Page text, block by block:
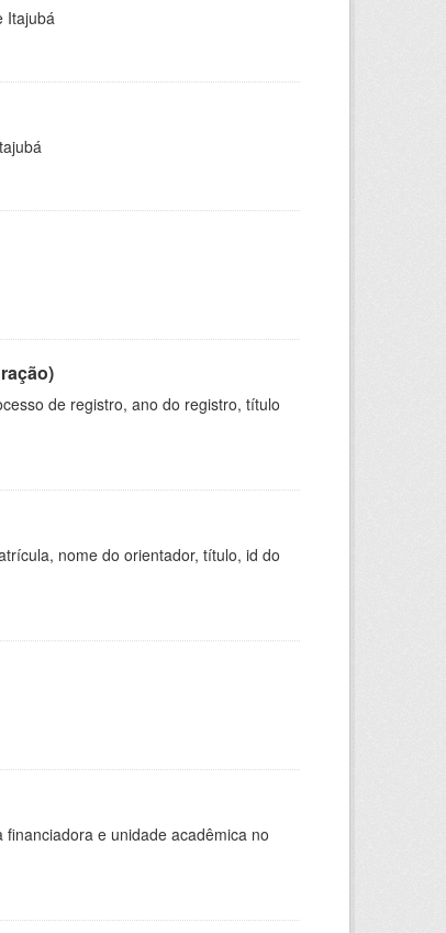
Itajubá
de registro, ano do registro, título
nome do orientador, título, id do
e unidade acadêmica no